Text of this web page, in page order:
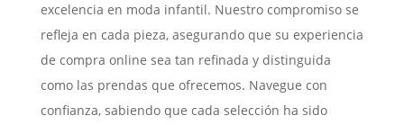
excelencia en moda infantil. Nuestro compromiso se
refleja en cada pieza, asegurando que su experiencia
de compra online sea tan refinada y distinguida
como las prendas que ofrecemos. Navegue con
confianza, sabiendo que cada selección ha sido